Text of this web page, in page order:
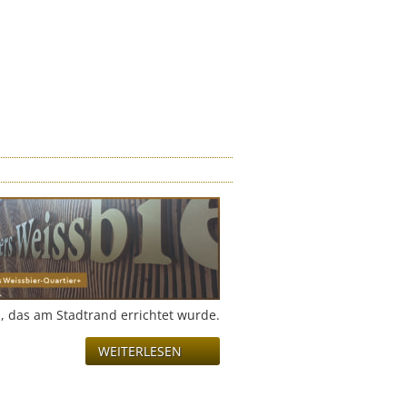
das am Stadtrand errichtet wurde.
WEITERLESEN